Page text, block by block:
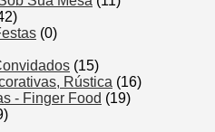
(0)
(15)
Rústica (16)
- Finger Food (19)